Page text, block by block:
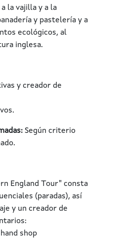
la vajilla y a la
y pastelería y a
ecológicos, al
inglesa.
y creador de
Según criterio
England Tour" consta
(paradas), así
y un creador de
shop